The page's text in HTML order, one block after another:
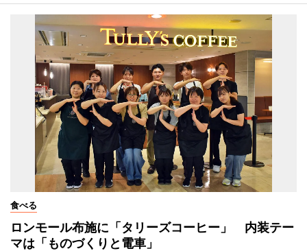
食べる
ロンモール布施に「タリーズコーヒー」 内装テー
マは「ものづくりと電車」